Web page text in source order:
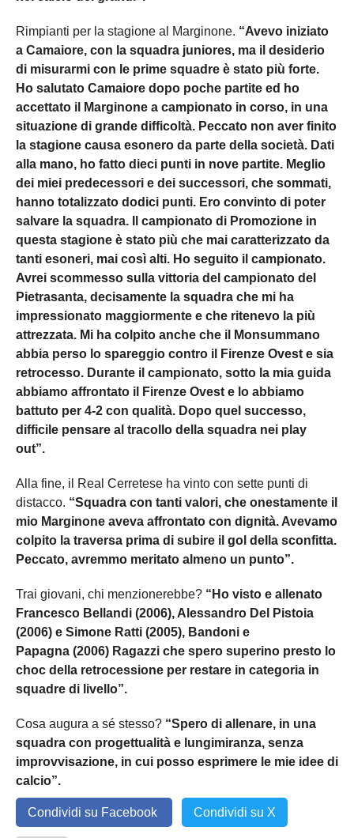
Rimpianti per la stagione al Marginone. “Avevo iniziato
a Camaiore, con la squadra juniores, ma il desiderio
di misurarmi con le prime squadre è stato più forte.
Ho salutato Camaiore dopo poche partite ed ho
accettato il Marginone a campionato in corso, in una
situazione di grande difficoltà. Peccato non aver finito
la stagione causa esonero da parte della società. Dati
alla mano, ho fatto dieci punti in nove partite. Meglio
dei miei predecessori e dei successori, che sommati,
hanno totalizzato dodici punti. Ero convinto di poter
salvare la squadra. Il campionato di Promozione in
questa stagione è stato più che mai caratterizzato da
tanti esoneri, mai così alti. Ho seguito il campionato.
Avrei scommesso sulla vittoria del campionato del
Pietrasanta, decisamente la squadra che mi ha
impressionato maggiormente e che ritenevo la più
attrezzata. Mi ha colpito anche che il Monsummano
abbia perso lo spareggio contro il Firenze Ovest e sia
retrocesso. Durante il campionato, sotto la mia guida
abbiamo affrontato il Firenze Ovest e lo abbiamo
battuto per 4-2 con qualità. Dopo quel successo,
difficile pensare al tracollo della squadra nei play
out”.
Alla fine, il Real Cerretese ha vinto con sette punti di
distacco. “Squadra con tanti valori, che onestamente il
mio Marginone aveva affrontato con dignità. Avevamo
colpito la traversa prima di subire il gol della sconfitta.
Peccato, avremmo meritato almeno un punto”.
Trai giovani, chi menzionerebbe? “Ho visto e allenato
Francesco Bellandi (2006), Alessandro Del Pistoia
(2006) e Simone Ratti (2005), Bandoni e
Papagna (2006) Ragazzi che spero superino presto lo
choc della retrocessione per restare in categoria in
squadre di livello”.
Cosa augura a sé stesso? “Spero di allenare, in una
squadra con progettualità e lungimiranza, senza
improvvisazione, in cui posso esprimere le mie idee di
calcio”.
Condividi su Facebook Condividi su X